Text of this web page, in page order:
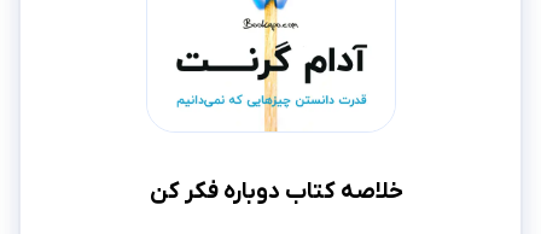
خلاصه کتاب دوباره فکر کن